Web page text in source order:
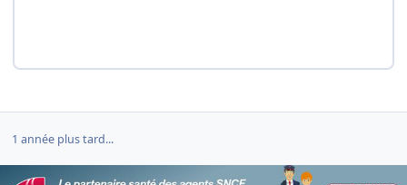
1 année plus tard...